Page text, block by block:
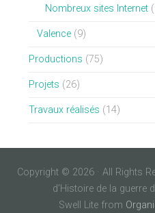
Nombreux sites Internet
Valence(9)
Productions (75)
Projets (26)
Travaux réalisés (14)
Copyright © 2026 · All Rights
d’Histoire de la guerre
Swell Lite from